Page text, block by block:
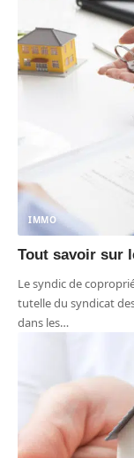
IMMO
Tout savoir sur
Le syndic de
tutelle du syndicat
dans les…